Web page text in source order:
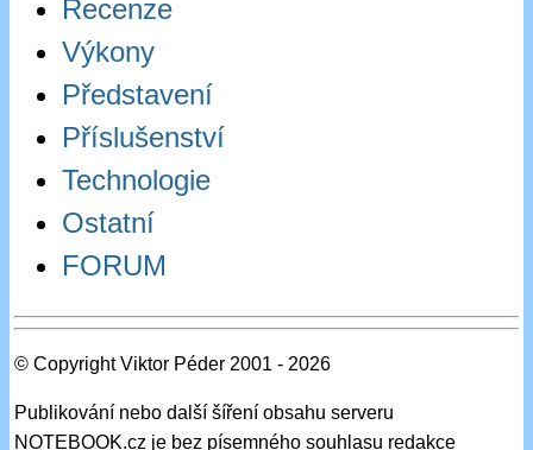
Recenze
Výkony
Představení
Příslušenství
Technologie
Ostatní
FORUM
© Copyright Viktor Péder 2001 - 2026
Publikování nebo další šíření obsahu serveru
NOTEBOOK.cz je bez písemného souhlasu redakce